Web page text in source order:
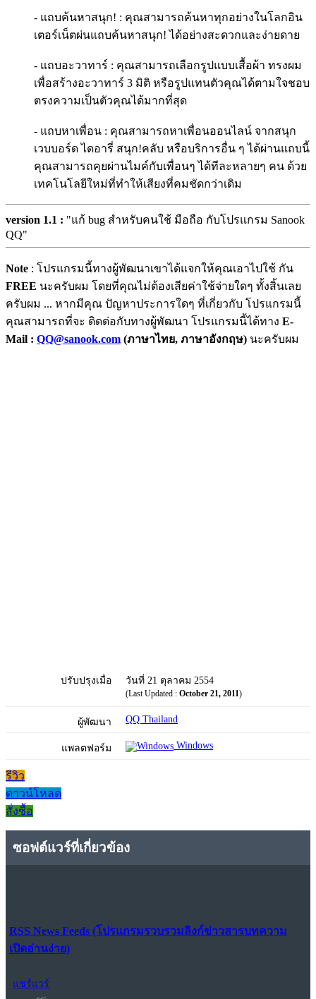
- แถบค้นหาสนุก! : คุณสามารถค้นหาทุกอย่างในโลกอิน
เตอร์เน็ตผ่นแถบค้นหาสนุก! ได้อย่างสะดวกและง่ายดาย
- แถบอะวาทาร์ : คุณสามารถเลือกรูปแบบเสื้อผ้า ทรงผม
เพื่อสร้างอะวาทาร์ 3 มิติ หรือรูปแทนตัวคุณได้ตามใจชอบ
ตรงความเป็นตัวคุณได้มากที่สุด
- แถบหาเพื่อน : คุณสามารถหาเพื่อนออนไลน์ จากสนุก
เวบบอร์ด ไดอารี่ สนุก!คลับ หรือบริการอื่น ๆ ได้ผ่านแถบนี้
คุณสามารถคุยผ่านไมค์กับเพื่อนๆ ได้ทีละหลายๆ คน ด้วย
เทคโนโลยีใหม่ที่ทำให้เสียงที่คมชัดกว่าเดิม
version 1.1 : "แก้ bug สำหรับคนใช้ มือถือ กับโปรแกรม Sanook
QQ"
Note : โปรแกรมนี้ทางผู้พัฒนาเขาได้แจกให้คุณเอาไปใช้ กัน
FREE นะครับผม โดยที่คุณไม่ต้องเสียค่าใช้จ่ายใดๆ ทั้งสิ้นเลย
ครับผม ... หากมีคุณ ปัญหาประการใดๆ ที่เกี่ยวกับ โปรแกรมนี้
คุณสามารถที่จะ ติดต่อกับทางผู้พัฒนา โปรแกรมนี้ได้ทาง E-
Mail : QQ@sanook.com (ภาษาไทย, ภาษาอังกฤษ) นะครับผม
ปรับปรุงเมื่อ วันที่ 21 ตุลาคม 2554
(Last Updated : October 21, 2011)
ผู้พัฒนา QQ Thailand
แพลตฟอร์ม Windows
รีวิว
ดาวน์โหลด
สั่งซื้อ
ซอฟต์แวร์ที่เกี่ยวข้อง
RSS News Feeds (โปรแกรมรวบรวมลิงก์ข่าวสารบทความ
เปิดอ่านง่าย)
แชร์แวร์